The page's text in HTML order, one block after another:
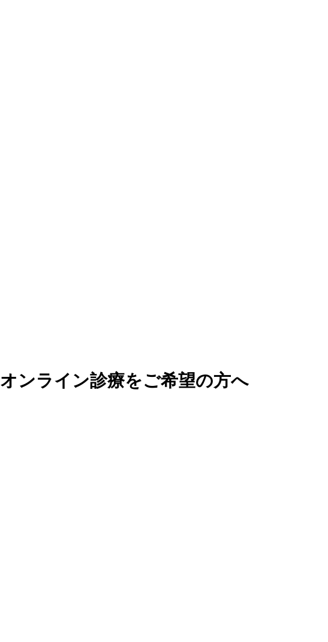
オンライン診療をご希望の方へ